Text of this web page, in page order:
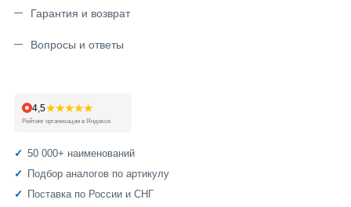
Гарантия и возврат
Вопросы и ответы
4,5★★★★★
Рейтинг организации в Яндексе
50 000+ наименований
Подбор аналогов по артикулу
Поставка по России и СНГ